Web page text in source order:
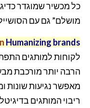
כל מכשיר שמוגדר
מושלם” גם עם
Humanizing brands
לקוחות למותגים
הרבה יותר מורכבת
מאפשר נגיעות שונות
ריבוי המותגים